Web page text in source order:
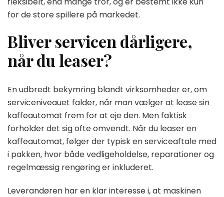
for de store spillere på markedet.
Bliver servicen dårligere,
når du leaser?
En udbredt bekymring blandt virksomheder er, om
serviceniveauet falder, når man vælger at lease sin
kaffeautomat frem for at eje den. Men faktisk
forholder det sig ofte omvendt. Når du leaser en
kaffeautomat, følger der typisk en serviceaftale med
i pakken, hvor både vedligeholdelse, reparationer og
regelmæssig rengøring er inkluderet.
Leverandøren har en klar interesse i, at maskinen